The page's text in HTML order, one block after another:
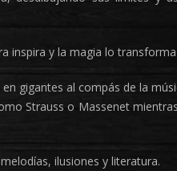
inspira y la magia lo
gigantes al compás de la
Strauss o Massenet
ilusiones y literatura.